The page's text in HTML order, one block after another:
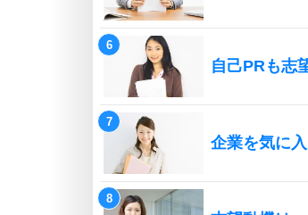
自己PRも志
企業を気に